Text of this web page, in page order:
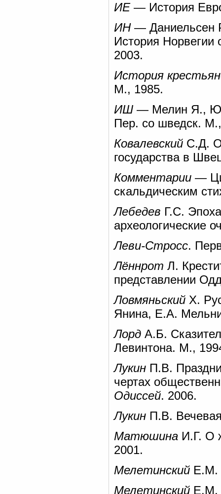
ИЕ— История
ИН— Даниельсен
История
2003.
История
М., 1985.
ИШ — Мелин Я.,
Пер. со шведск.
Ковалевский С.Д.
государства в
Комментарии —
скальдическим
Лебедев Г.С.
археологические
Леви-Стросс.
Лённрот Л.
представлении
Ловмяньский Х.
Янина, Е.А.
Лорд А.Б.
Левинтона. М.,
Лукин П.В.
чертах
Одиссей. 2006.
Лукин П.В.
Матюшина И.Г. О
2001.
Мелетинский Е.М.
Мелетинский Е.М.